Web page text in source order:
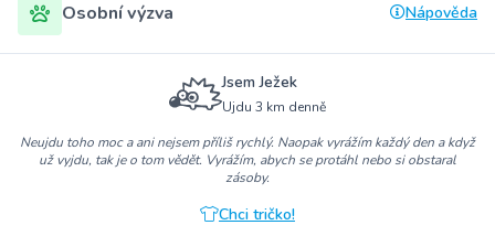
Osobní výzva Nápověda
Jsem Ježek
Ujdu 3 km denně
Neujdu toho moc a ani nejsem příliš rychlý. Naopak vyrážím každý den a když
už vyjdu, tak je o tom vědět. Vyrážím, abych se protáhl nebo si obstaral
zásoby.
Chci tričko!